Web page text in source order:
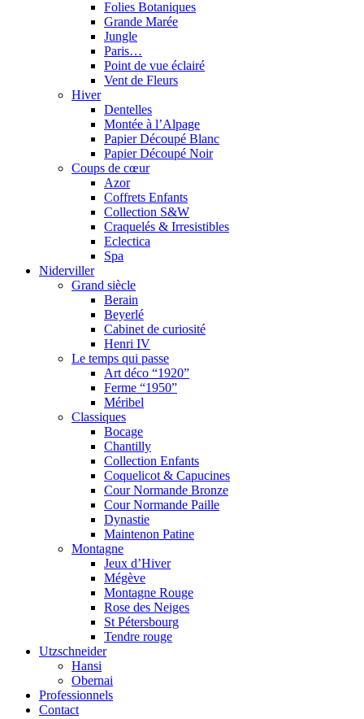
Folies Botaniques
Grande Marée
Jungle
Paris…
Point de vue éclairé
Vent de Fleurs
Hiver
Dentelles
Montée à l’Alpage
Papier Découpé Blanc
Papier Découpé Noir
Coups de cœur
Azor
Coffrets Enfants
Collection S&W
Craquelés & Irresistibles
Eclectica
Spa
Niderviller
Grand siècle
Berain
Beyerlé
Cabinet de curiosité
Henri IV
Le temps qui passe
Art déco “1920”
Ferme “1950”
Méribel
Classiques
Bocage
Chantilly
Collection Enfants
Coquelicot & Capucines
Cour Normande Bronze
Cour Normande Paille
Dynastie
Maintenon Patine
Montagne
Jeux d’Hiver
Mégève
Montagne Rouge
Rose des Neiges
St Pétersbourg
Tendre rouge
Utzschneider
Hansi
Obernai
Professionnels
Contact